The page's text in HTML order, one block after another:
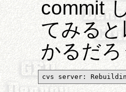
commit
てみる
かるだ
cvs server: